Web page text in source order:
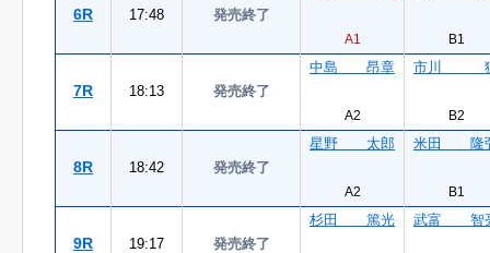
6R 17:48 発売終了
A1 B1
7R 18:13 発売終了
中島 昂章
A2
市川
B2
8R 18:42 発売終了
星野 太郎
A2
米田 隆
B1
9R 19:17 発売終了
杉田 篤光 武富 智